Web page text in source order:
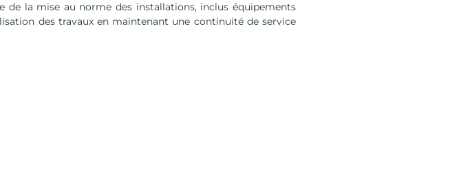
de la mise au norme des installations, inclus équipements
des travaux en maintenant une continuité de service